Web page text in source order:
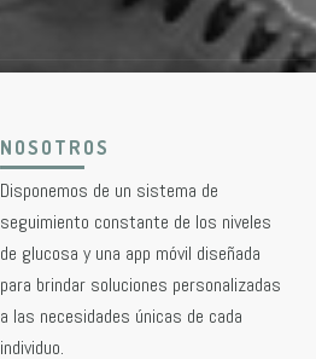
NOSOTROS
Disponemos de un sistema de
seguimiento constante de los niveles
de glucosa y una app móvil diseñada
para brindar soluciones personalizadas
a las necesidades únicas de cada
individuo.